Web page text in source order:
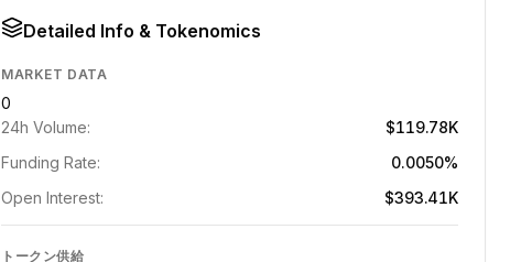
Detailed Info & Tokenomics
MARKET DATA
0
24h Volume:
$119.78K
Funding Rate:
0.0050%
Open Interest:
$393.41K
トークン供給